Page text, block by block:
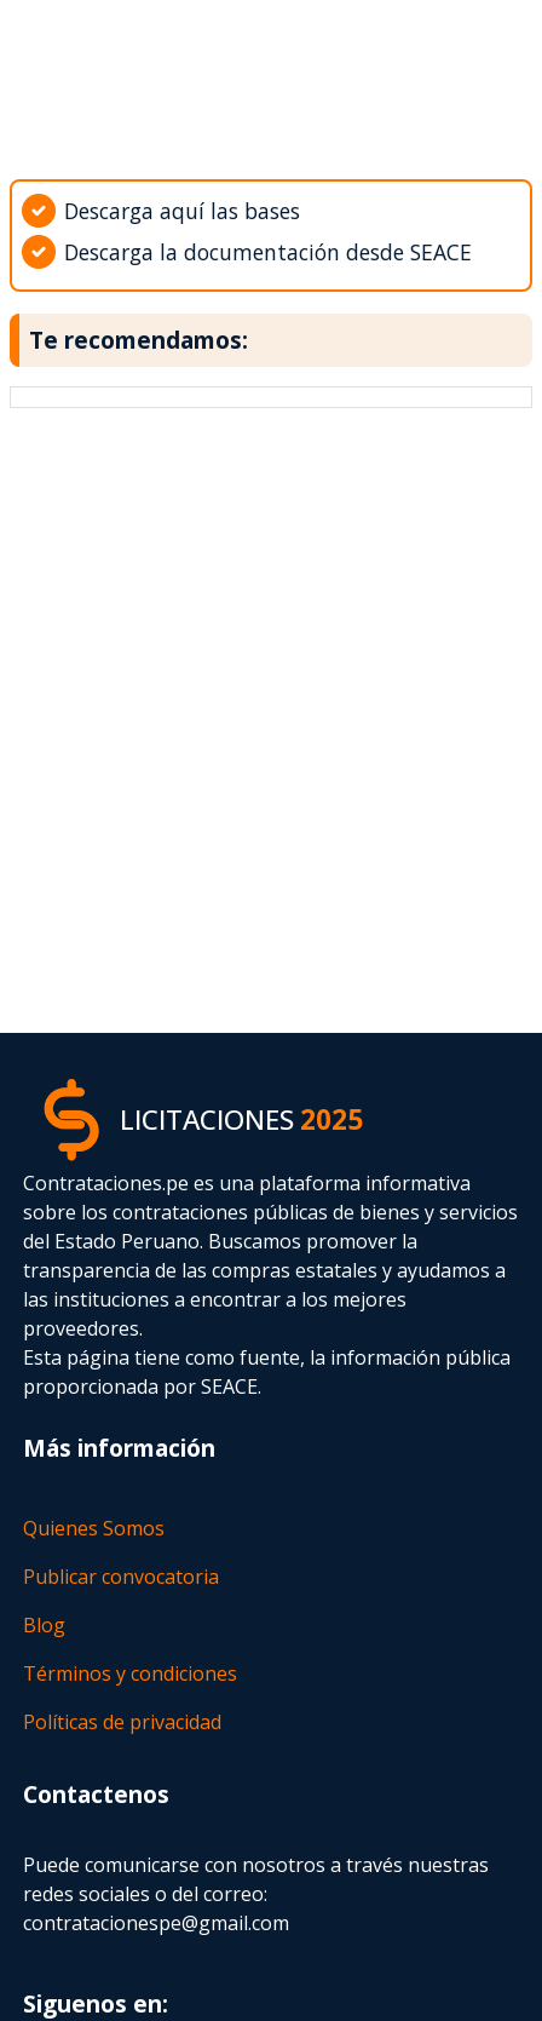
Descarga aquí las bases
Descarga la documentación desde SEACE
Te recomendamos:
LICITACIONES2025
Contrataciones.pe es una plataforma informativa
sobre los contrataciones públicas de bienes y servicios
del Estado Peruano. Buscamos promover la
transparencia de las compras estatalesy ayudamos a
las instituciones a encontrar a los mejores
proveedores.
Esta página tiene como fuente, la información pública
proporcionada por SEACE.
Más información
Quienes Somos
Publicar convocatoria
Blog
Términos y condiciones
Políticas de privacidad
Contactenos
Puede comunicarse con nosotros a través nuestras
redes sociales o del correo:
contratacionespe@gmail.com
Siguenos en: